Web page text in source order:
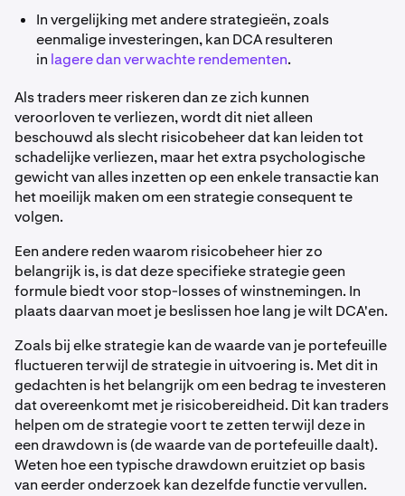
In vergelijking met andere strategieën, zoals
eenmalige investeringen, kan DCA resulteren
in lagere dan verwachte rendementen.
Als traders meer riskeren dan ze zich kunnen
veroorloven te verliezen, wordt dit niet alleen
beschouwd als slecht risicobeheer dat kan leiden tot
schadelijke verliezen, maar het extra psychologische
gewicht van alles inzetten op een enkele transactie kan
het moeilijk maken om een strategie consequent te
volgen.
Een andere reden waarom risicobeheer hier zo
belangrijk is, is dat deze specifieke strategie geen
formule biedt voor stop-losses of winstnemingen. In
plaats daarvan moet je beslissen hoe lang je wilt DCA'en.
Zoals bij elke strategie kan de waarde van je portefeuille
fluctueren terwijl de strategie in uitvoering is. Met dit in
gedachten is het belangrijk om een bedrag te investeren
dat overeenkomt met je risicobereidheid. Dit kan traders
helpen om de strategie voort te zetten terwijl deze in
een drawdown is (de waarde van de portefeuille daalt).
Weten hoe een typische drawdown eruitziet op basis
van eerder onderzoek kan dezelfde functie vervullen.